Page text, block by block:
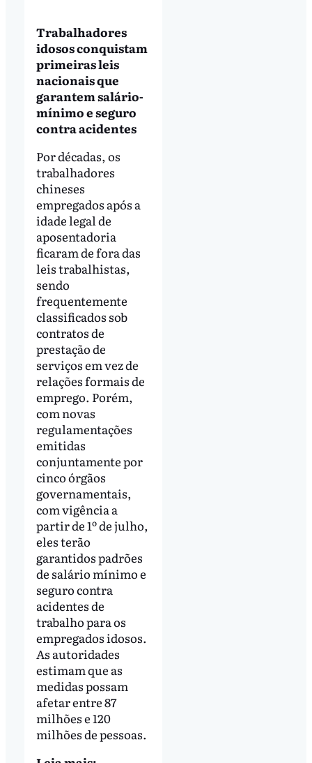
Trabalhadores
idosos conquistam
primeiras leis
nacionais que
garantem salário-
mínimo e seguro
contra acidentes
Por décadas, os
trabalhadores
chineses
empregados após a
idade legal de
aposentadoria
ficaram de fora das
leis trabalhistas,
sendo
frequentemente
classificados sob
contratos de
prestação de
serviços em vez de
relações formais de
emprego. Porém,
com novas
regulamentações
emitidas
conjuntamente por
cinco órgãos
governamentais,
com vigência a
partir de 1º de julho,
eles terão
garantidos padrões
de salário mínimo e
seguro contra
acidentes de
trabalho para os
empregados idosos.
As autoridades
estimam que as
medidas possam
afetar entre 87
milhões e 120
milhões de pessoas.